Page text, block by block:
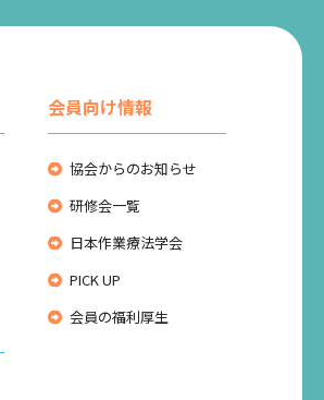
会員向け情報
協会からのお知らせ
研修会一覧
日本作業療法学会
PICK UP
会員の福利厚生